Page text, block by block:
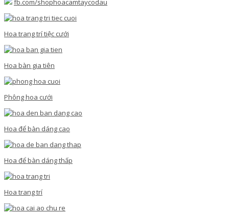
fb.com/shophoacamtaycodau
Hoa trang trí tiệc cưới
Hoa bàn gia tiên
Phông hoa cưới
Hoa để bàn dáng cao
Hoa để bàn dáng thấp
Hoa trang trí